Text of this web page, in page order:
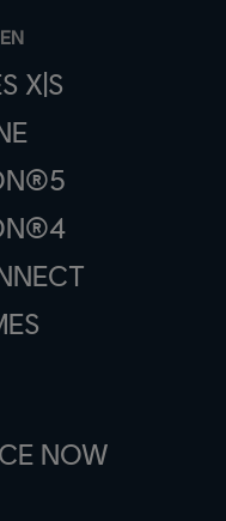
X|S
NOW